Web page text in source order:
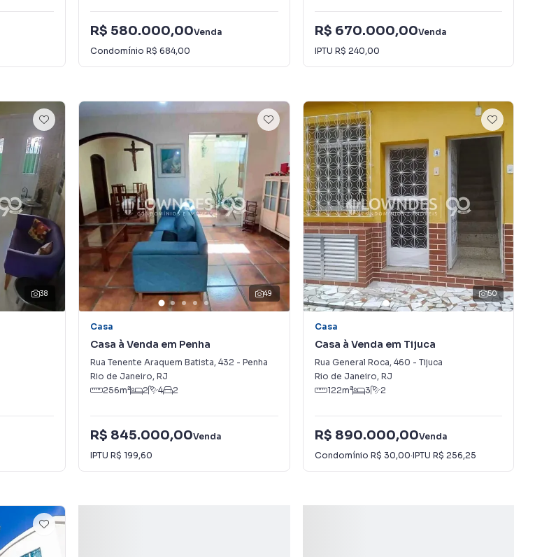
R$ 580.000,00Venda
Condomínio R$ 684,00
R$ 670.000,00Venda
IPTU R$ 240,00
38 49
Casa
Casa à Venda em Penha
Rua Tenente Araquem Batista, 432 - Penha
Rio de Janeiro, RJ
256m² 2 4 2
R$ 845.000,00Venda
IPTU R$ 199,60
50
Casa
Casa à Venda em Tijuca
Rua General Roca, 460 - Tijuca
Rio de Janeiro, RJ
122m² 3 2
R$ 890.000,00Venda
Condomínio R$ 30,00·IPTU R$ 256,25